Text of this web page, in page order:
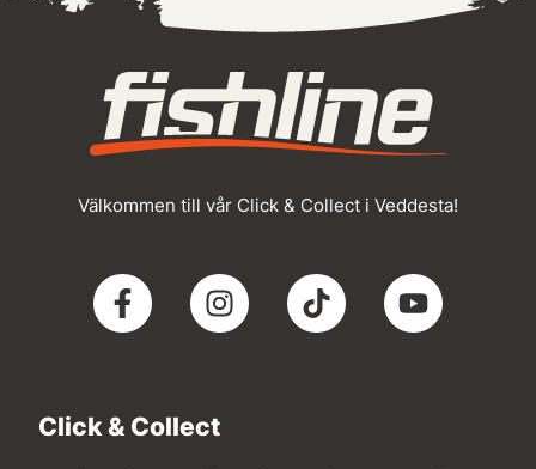
Välkommen till vår Click & Collect i Veddesta!
Click & Collect